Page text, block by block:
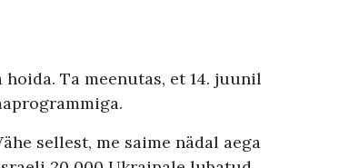
Ta meenutas, et 14. juunil
sellest, me saime nädal aega